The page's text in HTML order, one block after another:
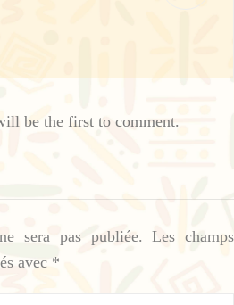
be the first to comment.
sera pas publiée.
Les champs
avec *